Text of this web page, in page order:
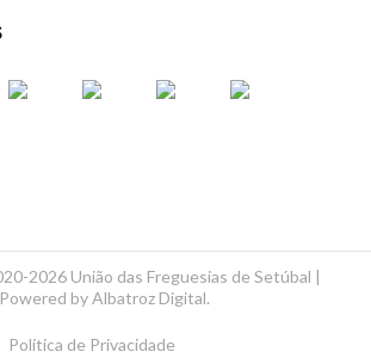
2026 União das Freguesias de Setúbal |
Powered byAlbatroz Digital.
Política de Privacidade